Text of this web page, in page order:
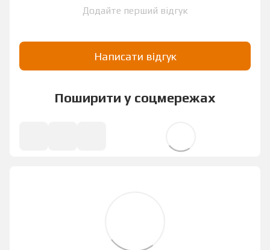
Додайте перший відгук
Написати відгук
Поширити у соцмережах